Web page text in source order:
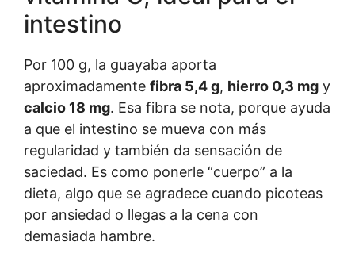
intestino
Por 100 g, la guayaba aporta
aproximadamente fibra 5,4 g, hierro 0,3 mg y
calcio 18 mg. Esa fibra se nota, porque ayuda
a que el intestino se mueva con más
regularidad y también da sensación de
saciedad. Es como ponerle “cuerpo” a la
dieta, algo que se agradece cuando picoteas
por ansiedad o llegas a la cena con
demasiada hambre.